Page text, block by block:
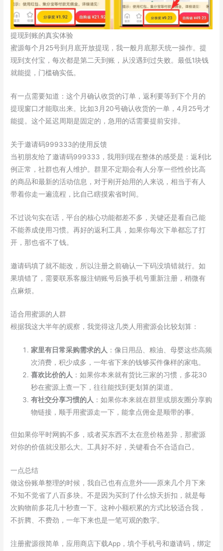
提现到账的真实体验
蜜源每个月25号到月底开放提现，我一般月底那天统一操作。提
现到支付宝，每次都是第二天到账，从没遇到过失败。最低1块钱
就能提，门槛确实低。
有一点需要知道：这个月确认收货的订单，返利要等到下个月的
提现窗口才能取出来。比如3月20号确认收货的一单，4月25号才
能提。这个延迟周期是固定的，急用的话需要提前安排。
关于邀请码999333的使用反馈
当初朋友给了邀请码999333，我用到现在整体的感受是：返利比
例正常，社群也有人维护。群里不定期会有人分享一些性价比高
的商品和最新的活动信息，对于刚开始用的人来说，相当于有人
带着你走一遍流程，比自己瞎摸索省时间。
不过说句实在话，平台的核心功能都差不多，关键还是看自己能
不能养成使用习惯。再好的返利工具，如果你每次下单都忘了打
开，那也省不了钱。
邀请码填了就不能改，所以注册之前确认一下码没填错就行。如
果填错了，需要联系客服注销账号后换手机号重新注册，稍微有
点麻烦。
适合用蜜源的人群
根据我这大半年的观察，我觉得这几类人用蜜源会比较划算：
家里有日常采购需求的人 ：像日用品、粮油、母婴这些高频
次消费，积少成多，一年省下来的钱够买件像样的家电。
喜欢比价的人 ：如果你本来就有货比三家的习惯，多花30
秒在蜜源上查一下，往往能找到更划算的渠道。
有社交分享习惯的人 ：如果你本来就在群里或朋友圈分享购
物链接，顺手用蜜源走一下，能拿点佣金是顺带的事。
但如果你平时网购不多，或者买东西不太在意价格差异，那蜜源
对你的价值就没那么大。工具好不好，关键看合不合适自己。
一点总结
做这份账单整理的时候，我自己也有点意外——原来几个月下来
不知不觉省了八百多块。不是因为买到了什么惊天折扣，就是每
次购物前多花几十秒查一下。这种小额积累的方式比较适合我，
不折腾、不费劲，一年下来也是一笔可观的数字。
注册蜜源很简单，应用商店下载App，填个手机号和邀请码，绑定